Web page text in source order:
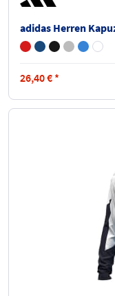
adidas Herren
26,40€ *